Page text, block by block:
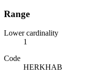
Range
Lower cardinality
1
Code
HERKHAB